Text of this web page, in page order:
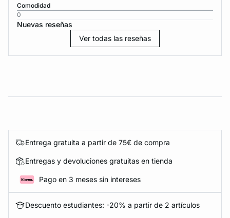
Comodidad
0
Nuevas reseñas
Ver todas las reseñas
Entrega gratuita a partir de 75€ de compra
Entregas y devoluciones gratuitas en tienda
Pago en 3 meses sin intereses
Descuento estudiantes: -20% a partir de 2 artículos